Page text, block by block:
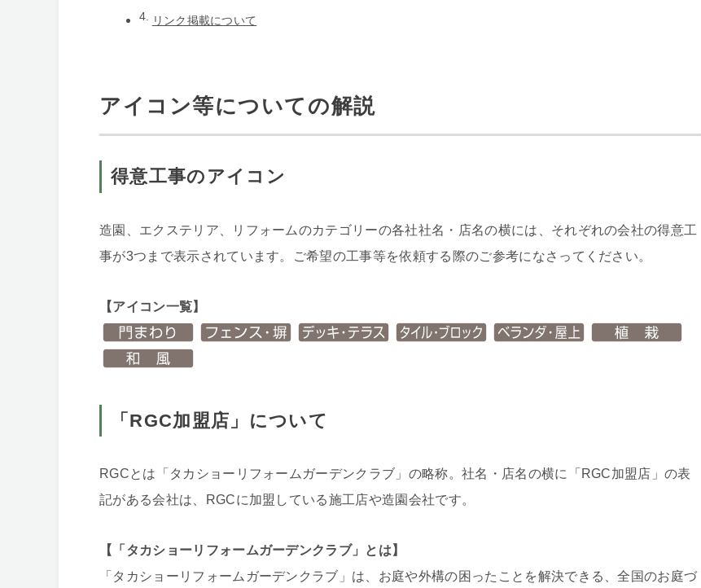
リンク掲載について
アイコン等についての解説
得意工事のアイコン
造園、エクステリア、リフォームのカテゴリーの各社社名・店名の横には、それぞれの会社の得意工
事が3つまで表示されています。ご希望の工事等を依頼する際のご参考になさってください。
【アイコン一覧】
「RGC加盟店」について
RGCとは「タカショーリフォームガーデンクラブ」の略称。社名・店名の横に「RGC加盟店」の表
記がある会社は、RGCに加盟している施工店や造園会社です。
【「タカショーリフォームガーデンクラブ」とは】
「タカショーリフォームガーデンクラブ」は、お庭や外構の困ったことを解決できる、全国のお庭づ